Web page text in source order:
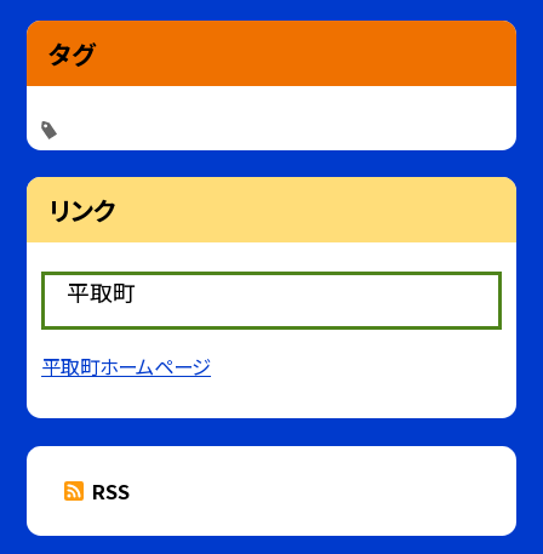
タグ
リンク
平取町
平取町ホームページ
RSS